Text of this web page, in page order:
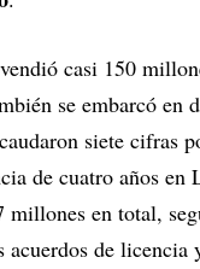
vendió casi 150
se embarcó en
siete cifras
de cuatro años en
millones en total,
acuerdos de licencia